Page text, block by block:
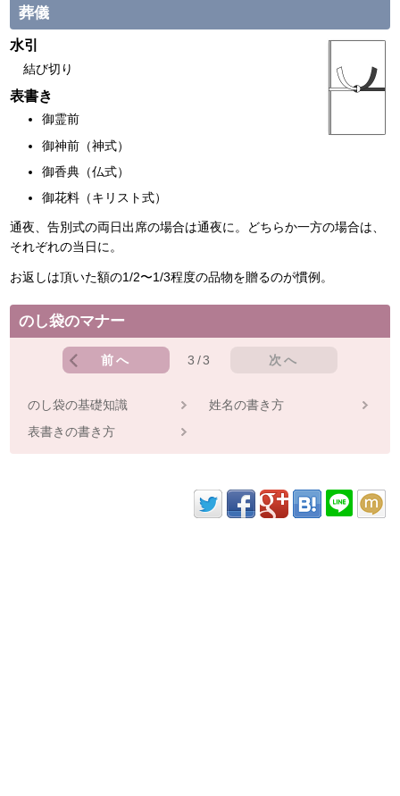
葬儀
水引
結び切り
表書き
御霊前
御神前（神式）
御香典（仏式）
御花料（キリスト式）
通夜、告別式の両日出席の場合は通夜に。どちらか一方の場合は、
それぞれの当日に。
お返しは頂いた額の1/2〜1/3程度の品物を贈るのが慣例。
のし袋のマナー
前へ 3/3 次へ
のし袋の基礎知識
姓名の書き方
表書きの書き方